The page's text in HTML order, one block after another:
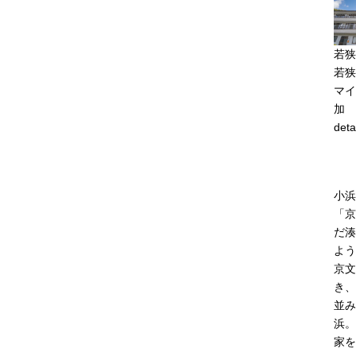
若
若
マ
加
小
「
だ
よ
京
き
並
浜
家